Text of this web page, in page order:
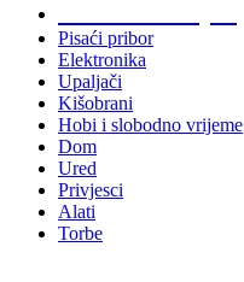
Pisaći pribor
Elektronika
Upaljači
Kišobrani
Hobi i slobodno vrijeme
Dom
Ured
Privjesci
Alati
Torbe